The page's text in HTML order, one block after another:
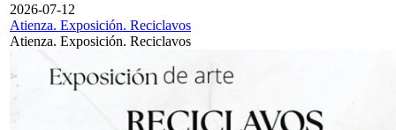
2026-07-12
Atienza. Exposición. Reciclavos
Atienza. Exposición. Reciclavos